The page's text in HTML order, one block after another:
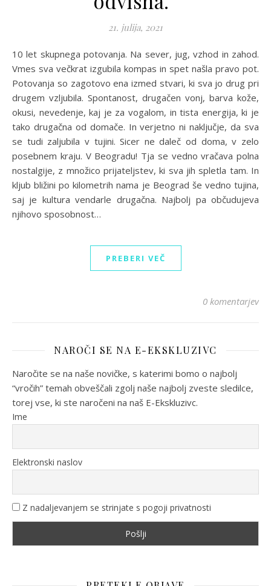
21. julija, 2021
10 let skupnega potovanja. Na sever, jug, vzhod in zahod.
Vmes sva večkrat izgubila kompas in spet našla pravo pot.
Potovanja so zagotovo ena izmed stvari, ki sva jo drug pri
drugem vzljubila. Spontanost, drugačen vonj, barva kože,
okusi, nevedenje, kaj je za vogalom, in tista energija, ki je
tako drugačna od domače. In verjetno ni naključje, da sva
se tudi zaljubila v tujini. Sicer ne daleč od doma, v zelo
posebnem kraju. V Beogradu! Tja se vedno vračava polna
nostalgije, z množico prijateljstev, ki sva jih spletla tam. In
kljub bližini po kilometrih nama je Beograd še vedno tujina,
saj je kultura vendarle drugačna. Najbolj pa občudujeva
njihovo sposobnost…
PREBERI VEČ
0 komentarjev
NAROČI SE NA E-EKSKLUZIVC
Naročite se na naše novičke, s katerimi bomo o najbolj
“vročih” temah obveščali zgolj naše najbolj zveste sledilce,
torej vse, ki ste naročeni na naš E-Ekskluzivc.
Ime
Elektronski naslov
Z nadaljevanjem se strinjate s pogoji privatnosti